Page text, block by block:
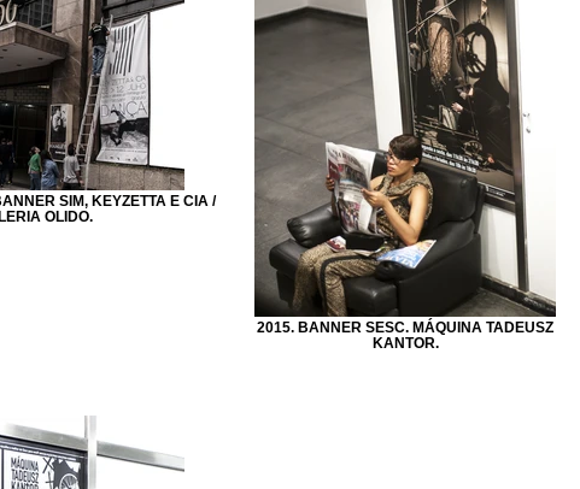
SIM, KEYZETTA E CIA /
OLIDO.
2015. BANNER SESC. MÁQUINA TADEUSZ
KANTOR.